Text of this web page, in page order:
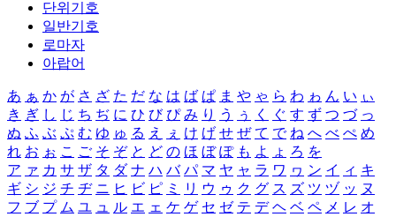
단위기호
일반기호
로마자
아랍어
あ ぁ か が さ ざ た だ な は ば ぱ ま や ゃ ら わ ゎ ん い ぃ
き ぎ し じ ち ぢ に ひ び ぴ み り う ぅ く ぐ す ず つ づ っ
ぬ ふ ぶ ぷ む ゆ ゅ る え ぇ け げ せ ぜ て で ね へ べ ぺ め
れ お ぉ こ ご そ ぞ と ど の ほ ぼ ぽ も よ ょ ろ を
ア ァ カ サ ザ タ ダ ナ ハ バ パ マ ヤ ャ ラ ワ ヮ ン イ ィ キ
ギ シ ジ チ ヂ ニ ヒ ビ ピ ミ リ ウ ゥ ク グ ス ズ ツ ヅ ッ ヌ
フ ブ プ ム ユ ュ ル エ ェ ケ ゲ セ ゼ テ デ ヘ ベ ペ メ レ オ